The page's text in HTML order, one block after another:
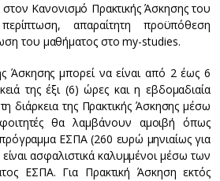
στον Κανονισμό Πρακτικής Άσκησης του
απαραίτητη προϋπόθεση
του μαθήματος στο my-studies.
Άσκησης μπορεί να είναι από 2 έως 6
της έξι (6) ώρες και η εβδομαδιαία
διάρκεια της Πρακτικής Άσκησης μέσω
θα λαμβάνουν αμοιβή όπως
ΕΣΠΑ (260 ευρώ μηνιαίως για
ασφαλιστικά καλυμμένοι μέσω των
ΕΣΠΑ. Για Πρακτική Άσκηση εκτός